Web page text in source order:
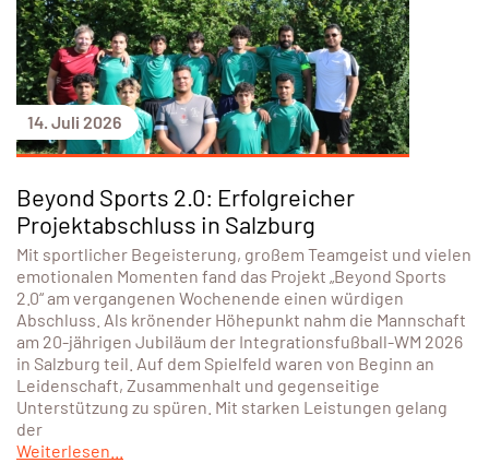
14. Juli 2026
Beyond Sports 2.0: Erfolgreicher
Projektabschluss in Salzburg
Mit sportlicher Begeisterung, großem Teamgeist und vielen
emotionalen Momenten fand das Projekt „Beyond Sports
2.0“ am vergangenen Wochenende einen würdigen
Abschluss. Als krönender Höhepunkt nahm die Mannschaft
am 20-jährigen Jubiläum der Integrationsfußball-WM 2026
in Salzburg teil. Auf dem Spielfeld waren von Beginn an
Leidenschaft, Zusammenhalt und gegenseitige
Unterstützung zu spüren. Mit starken Leistungen gelang
der
Weiterlesen...